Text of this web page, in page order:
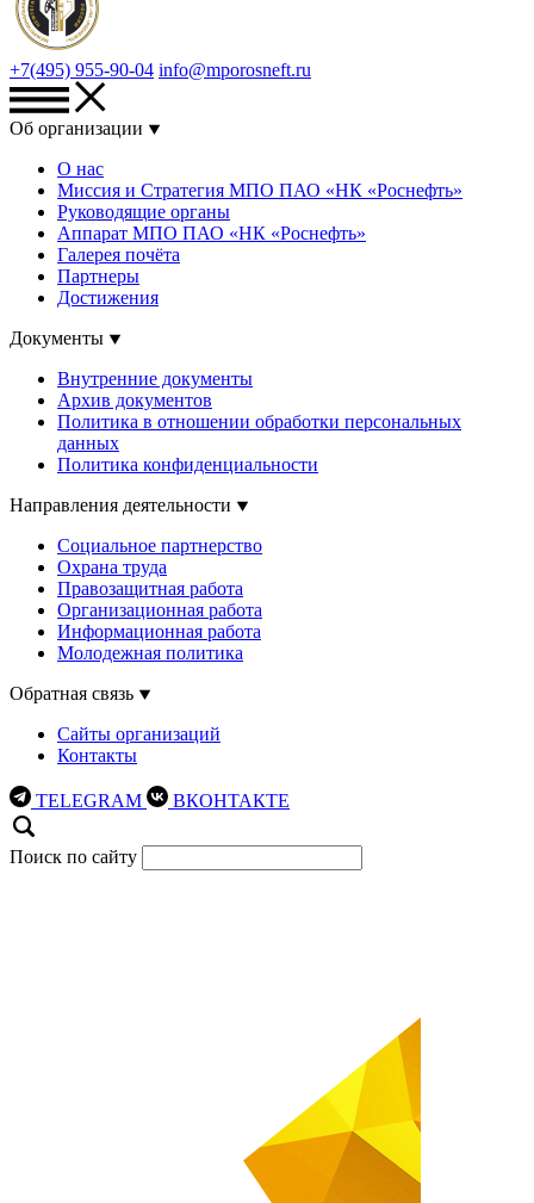
+7(495) 955-90-04 info@mporosneft.ru
Об организации
О нас
Миссия и Стратегия МПО ПАО «НК «Роснефть»
Руководящие органы
Аппарат МПО ПАО «НК «Роснефть»
Галерея почёта
Партнеры
Достижения
Документы
Внутренние документы
Архив документов
Политика в отношении обработки персональных
данных
Политика конфиденциальности
Направления деятельности
Социальное партнерство
Охрана труда
Правозащитная работа
Организационная работа
Информационная работа
Молодежная политика
Обратная связь
Сайты организаций
Контакты
TELEGRAM ВКОНТАКТЕ
Поиск по сайту